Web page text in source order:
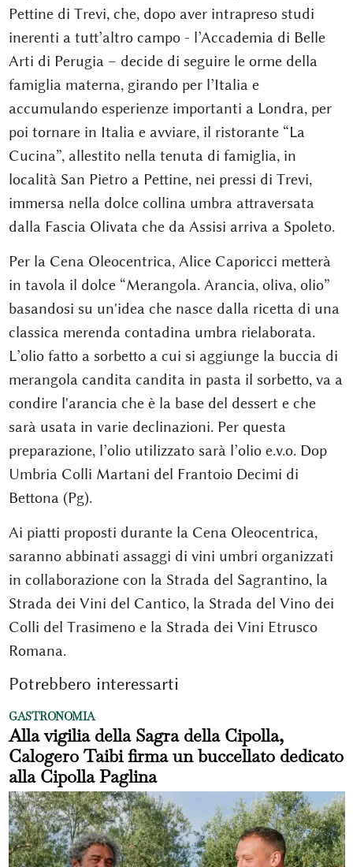
Pettine di Trevi, che, dopo aver intrapreso studi
inerenti a tutt’altro campo - l’Accademia di Belle
Arti di Perugia – decide di seguire le orme della
famiglia materna, girando per l’Italia e
accumulando esperienze importanti a Londra, per
poi tornare in Italia e avviare, il ristorante “La
Cucina”, allestito nella tenuta di famiglia, in
località San Pietro a Pettine, nei pressi di Trevi,
immersa nella dolce collina umbra attraversata
dalla Fascia Olivata che da Assisi arriva a Spoleto.
Per la Cena Oleocentrica, Alice Caporicci metterà
in tavola il dolce “Merangola. Arancia, oliva, olio”
basandosi su un'idea che nasce dalla ricetta di una
classica merenda contadina umbra rielaborata.
L’olio fatto a sorbetto a cui si aggiunge la buccia di
merangola candita candita in pasta il sorbetto, va a
condire l'arancia che è la base del dessert e che
sarà usata in varie declinazioni. Per questa
preparazione, l’olio utilizzato sarà l’olio e.v.o. Dop
Umbria Colli Martani del Frantoio Decimi di
Bettona (Pg).
Ai piatti proposti durante la Cena Oleocentrica,
saranno abbinati assaggi di vini umbri organizzati
in collaborazione con la Strada del Sagrantino, la
Strada dei Vini del Cantico, la Strada del Vino dei
Colli del Trasimeno e la Strada dei Vini Etrusco
Romana.
Potrebbero interessarti
GASTRONOMIA
Alla vigilia della Sagra della Cipolla,
Calogero Taibi firma un buccellato dedicato
alla Cipolla Paglina